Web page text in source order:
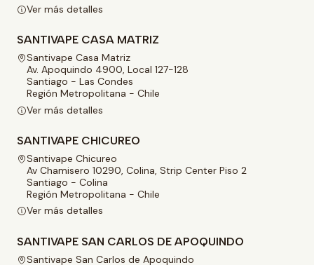
Ver más detalles
SANTIVAPE CASA MATRIZ
Santivape Casa Matriz
Av. Apoquindo 4900, Local 127-128
Santiago - Las Condes
Región Metropolitana - Chile
Ver más detalles
SANTIVAPE CHICUREO
Santivape Chicureo
Av Chamisero 10290, Colina, Strip Center Piso 2
Santiago - Colina
Región Metropolitana - Chile
Ver más detalles
SANTIVAPE SAN CARLOS DE APOQUINDO
Santivape San Carlos de Apoquindo